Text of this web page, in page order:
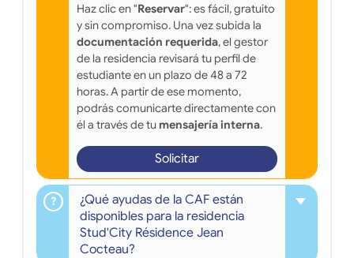
Haz clic en "Reservar": es fácil, gratuito
y sin compromiso. Una vez subida la
documentación requerida, el gestor
de la residencia revisará tu perfil de
estudiante en un plazo de 48 a 72
horas. A partir de ese momento,
podrás comunicarte directamente con
él a través de tu mensajería interna.
Solicitar
¿Qué ayudas de la CAF están
disponibles para la residencia
Stud'City Résidence Jean
Cocteau?